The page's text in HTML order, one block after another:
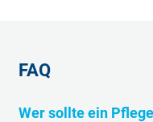
FAQ
Wer sollte ein